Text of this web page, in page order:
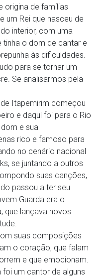
origina de famílias
um Rei que nasceu de
interior, com uma
tinha o dom de cantar e
às dificuldades.
para se tornar um
Se analisarmos pela
Itapemirim começou
e daqui foi para o Rio
e sua
rico e famoso para
no cenário nacional
se juntando a outros
suas canções,
passou a ter seu
Guarda era o
que lançava novos
suas composições
o coração, que falam
e que emocionam.
um cantor de alguns